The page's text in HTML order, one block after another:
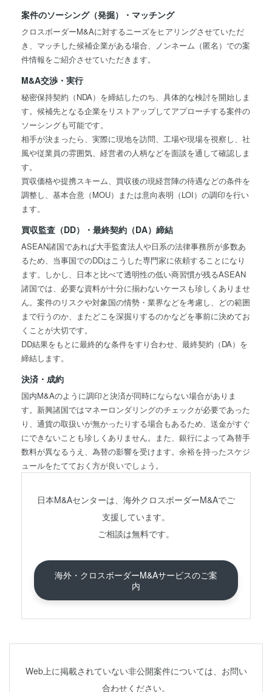
案件のソーシング（発掘）・マッチング
クロスボーダーM&Aに対するニーズをヒアリングさせていただ
き、マッチした候補企業がある場合、ノンネーム（匿名）での案
件情報をご紹介させていただきます。
M&A交渉・実行
秘密保持契約（NDA）を締結したのち、具体的な検討を開始しま
す。候補先となる企業をリストアップしてアプローチする案件の
ソーシングも可能です。
相手が決まったら、実際に現地を訪問、工場や現場を視察し、社
風や従業員の雰囲気、経営者の人柄などを面談を通して確認しま
す。
買収価格や提携スキーム、買収後の現経営陣の待遇などの条件を
調整し、基本合意（MOU）または意向表明（LOI）の調印を行い
ます。
買収監査（DD）・最終契約（DA）締結
ASEAN諸国であれば大手監査法人や日系の法律事務所が多数あ
るため、当事国でのDDはこうした専門家に依頼することになり
ます。しかし、日本と比べて透明性の低い商習慣が残るASEAN
諸国では、必要な資料が十分に揃わないケースも珍しくありませ
ん。案件のリスクや対象国の情勢・業界などを考慮し、どの範囲
まで行うのか、またどこを深掘りするのかなどを事前に決めてお
くことが大切です。
DD結果をもとに最終的な条件をすり合わせ、最終契約（DA）を
締結します。
決済・成約
国内M&Aのように調印と決済が同時にならない場合がありま
す。新興諸国ではマネーロンダリングのチェックが必要であった
り、通貨の取扱いが無かったりする場合もあるため、送金がすぐ
にできないことも珍しくありません。また、銀行によって為替手
数料が異なるうえ、為替の影響を受けます。余裕を持ったスケジ
ュールをたてておく方が良いでしょう。
日本M&Aセンターは、海外クロスボーダーM&Aでご
支援しています。
ご相談は無料です。
海外・クロスボーダーM&Aサービスのご案
内
Web上に掲載されていない非公開案件については、お問い
合わせください。